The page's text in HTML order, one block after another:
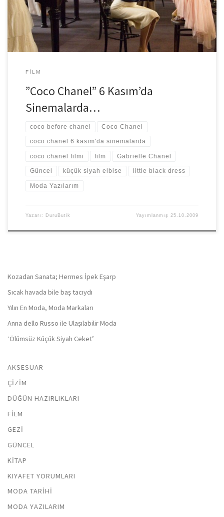
FILM
”Coco Chanel” 6 Kasım’da
Sinemalarda…
coco before chanel Coco Chanel
coco chanel 6 kasım'da sinemalarda
coco chanel filmi film Gabrielle Chanel
Güncel küçük siyah elbise little black dress
Moda Yazılarım
Yazarı: DuruButik Yayımlanmış 25.10.2009
Kozadan Sanata; Hermes İpek Eşarp
Sıcak havada bile baş tacıydı
Yılın En Moda, Moda Markaları
Anna dello Russo ile Ulaşılabilir Moda
‘Ölümsüz Küçük Siyah Ceket’
AKSESUAR
ÇIZIM
DÜĞÜN HAZIRLIKLARI
FILM
GEZI
GÜNCEL
KITAP
KIYAFET YORUMLARI
MODA TARIHI
MODA YAZILARIM